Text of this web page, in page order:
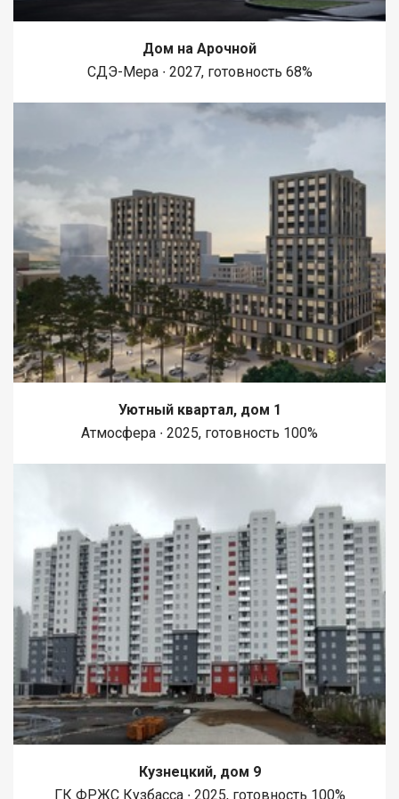
Дом на Арочной
СДЭ-Мера ∙ 2027, готовность 68%
Уютный квартал, дом 1
Атмосфера ∙ 2025, готовность 100%
Кузнецкий, дом 9
ГК ФРЖС Кузбасса ∙ 2025, готовность 100%